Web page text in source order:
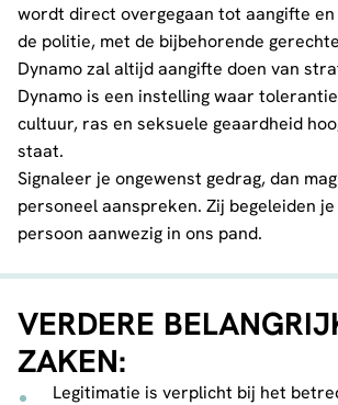
wordt direct overgegaan tot aangifte
de politie, met de bijbehorende
Dynamo zal altijd aangifte doen van
Dynamo is een instelling waar
cultuur, ras en seksuele geaardheid
staat.
Signaleer je ongewenst gedrag, dan
personeel aanspreken. Zij begeleiden
persoon aanwezig in ons pand.
VERDERE
ZAKEN:
Legitimatie is verplicht bij het